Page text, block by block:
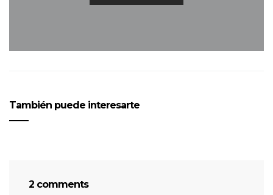
También puede interesarte
2 comments